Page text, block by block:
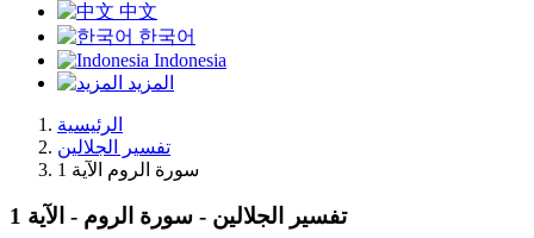
中文
한국어
Indonesia
المزيد
الرئيسية
تفسير الجلالين
سورة الروم الآية 1
تفسير الجلالين - سورة الروم - الآية 1